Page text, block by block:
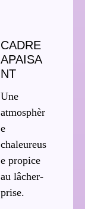
CADRE
APAISA
NT
Une
atmosphèr
e
chaleureus
e propice
au lâcher-
prise.